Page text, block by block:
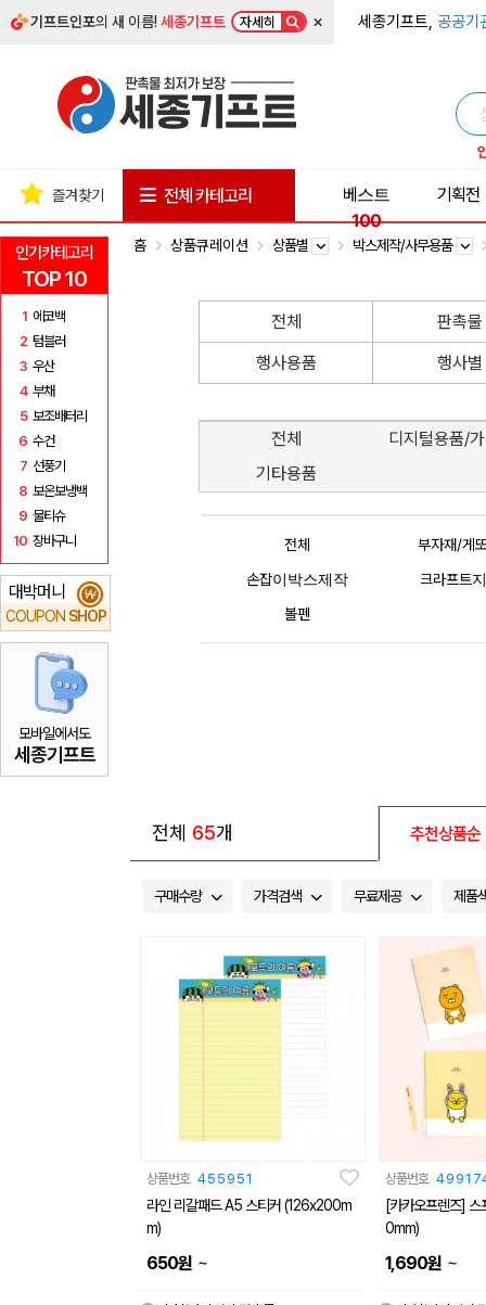
기프트인포의 새 이름!세종기프트 자세히 × 세종기프트, 공공기
인기카테고리
TOP 10
1 에코백
2 텀블러
3 우산
4 부채
5 보조배터리
6 수건
7 선풍기
8 보온보냉백
9 물티슈
10 장바구니
대박머니
COUPON SHOP
₩
모바일에서도
세종기프트
즐겨찾기 전체 카테고리
베스트
100
기획전
홈 상품큐레이션 상품별 박스제작/사무용품
전체
판촉물
행사용품
행사별
전체
디지털용품/
기타용품
전체
부자재/게
손잡이박스제작
크라프트
볼펜
전체 65개 추천상품순
구매수량 가격검색 무료제공 제품
상품번호 455951
라인 리갈패드 A5 스티커 (126x200m
m)
650원 ~
상품번호
[카카오프렌즈]
0mm)
1,690원 ~